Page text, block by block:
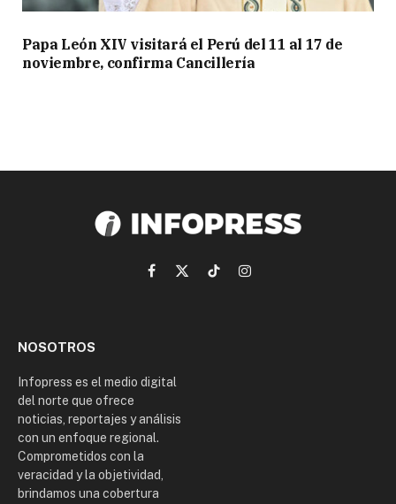
Papa León XIV visitará el Perú del 11 al 17 de
noviembre, confirma Cancillería
Facebook
X
TikTokInstagram
NOSOTROS
Infopress es el medio digital
del norte que ofrece
noticias, reportajes y análisis
con un enfoque regional.
Comprometidos con la
veracidad y la objetividad,
brindamos una cobertura